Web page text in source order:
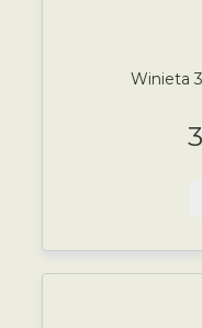
Winieta